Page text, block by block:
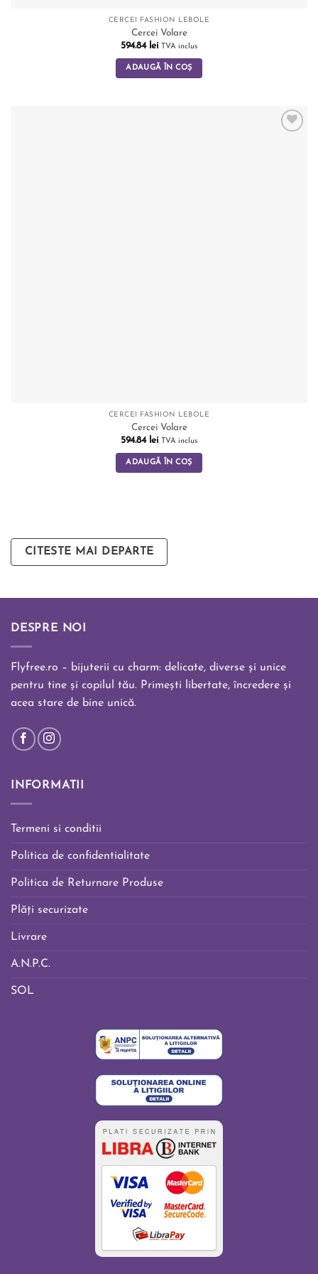
CERCEI FASHION LEBOLE
Cercei Volare
594.84 lei TVA inclus
ADAUGĂ ÎN COȘ
CERCEI FASHION LEBOLE
Cercei Volare
594.84 lei TVA inclus
ADAUGĂ ÎN COȘ
CITESTE MAI DEPARTE
DESPRE NOI
Flyfree.ro – bijuterii cu charm: delicate, diverse și unice
pentru tine și copilul tău. Primești libertate, încredere și
acea stare de bine unică.
INFORMATII
Termeni si conditii
Politica de confidentialitate
Politica de Returnare Produse
Plăți securizate
Livrare
A.N.P.C.
SOL